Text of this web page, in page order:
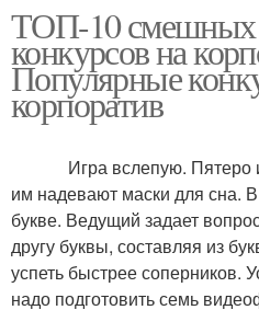
ТОП-10 смешных
конкурсов на
Популярные
корпоратив
Игра вслепую. Пятеро
им надевают маски для сна.
букве. Ведущий задает
другу буквы, составляя из
успеть быстрее соперников.
надо подготовить семь